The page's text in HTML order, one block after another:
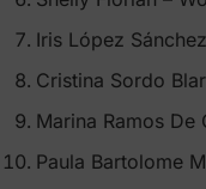
Iris López
Cristina Sordo
Marina Ramos De
Paula Bartolome